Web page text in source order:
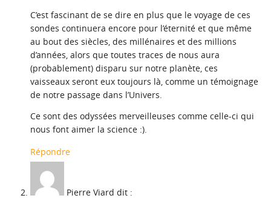
C’est fascinant de se dire en plus que le voyage de ces
sondes continuera encore pour l’éternité et que même
au bout des siècles, des millénaires et des millions
d’années, alors que toutes traces de nous aura
(probablement) disparu sur notre planète, ces
vaisseaux seront eux toujours là, comme un témoignage
de notre passage dans l’Univers.
Ce sont des odyssées merveilleuses comme celle-ci qui
nous font aimer la science :).
Répondre
Pierre Viard dit :